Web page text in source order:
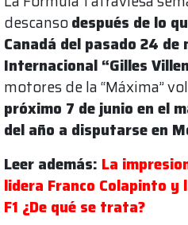
descansodespués de lo
Canadá del pasado 24 de
Internacional “Gilles
motores de la “Máxima”
próximo 7 de junio en el
del año a disputarse en
Leer además: La
lidera Franco Colapinto y
F1 ¿De qué se trata?